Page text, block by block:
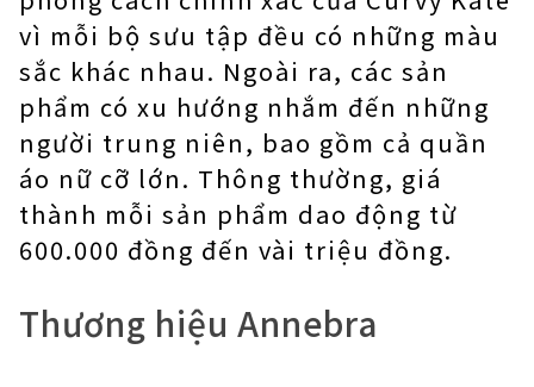
vì mỗi bộ sưu tập đều có những màu
sắc khác nhau. Ngoài ra, các sản
phẩm có xu hướng nhắm đến những
người trung niên, bao gồm cả quần
áo nữ cỡ lớn. Thông thường, giá
thành mỗi sản phẩm dao động từ
600.000 đồng đến vài triệu đồng.
Thương hiệu Annebra